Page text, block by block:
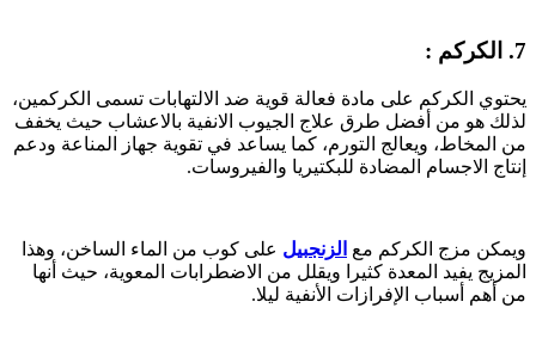
7. الكركم :
يحتوي الكركم على مادة فعالة قوية ضد الالتهابات تسمى الكركمين،
لذلك هو من أفضل طرق علاج الجيوب الانفية بالاعشاب حيث يخفف
من المخاط، ويعالج التورم، كما يساعد في تقوية جهاز المناعة ودعم
إنتاج الاجسام المضادة للبكتيريا والفيروسات.
ويمكن مزج الكركم مع الزنجبيل على كوب من الماء الساخن، وهذا
المزيج يفيد المعدة كثيرا ويقلل من الاضطرابات المعوية، حيث أنها
من أهم أسباب الإفرازات الأنفية ليلا.